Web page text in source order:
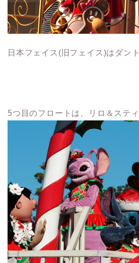
日本フェイス(旧フェイス)はダン
5つ目のフロートは、リロ＆ステ